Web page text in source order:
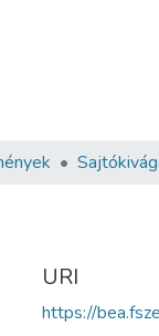
URI
https://